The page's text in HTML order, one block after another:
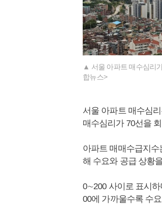
▲ 서울 아파트 매수심리
합뉴스>
서울 아파트 매수심
매수심리가 70선을
아파트 매매수급지
해 수요와 공급 상황
0∼200 사이로 표시
00에 가까울수록 수